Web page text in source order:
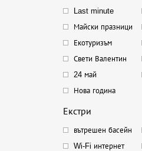
Last minute
Майски празници
Екотуризъм
Свети Валентин
24 май
Нова година
Екстри
вътрешен басейн
Wi-Fi интернет